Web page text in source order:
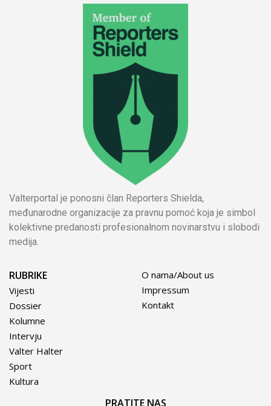
Valterportal je ponosni član Reporters Shielda,
međunarodne organizacije za pravnu pomoć koja je simbol
kolektivne predanosti profesionalnom novinarstvu i slobodi
medija.
RUBRIKE
Vijesti
Dossier
Kolumne
Intervju
Valter Halter
Sport
Kultura
O nama/About us
Impressum
Kontakt
PRATITE NAS